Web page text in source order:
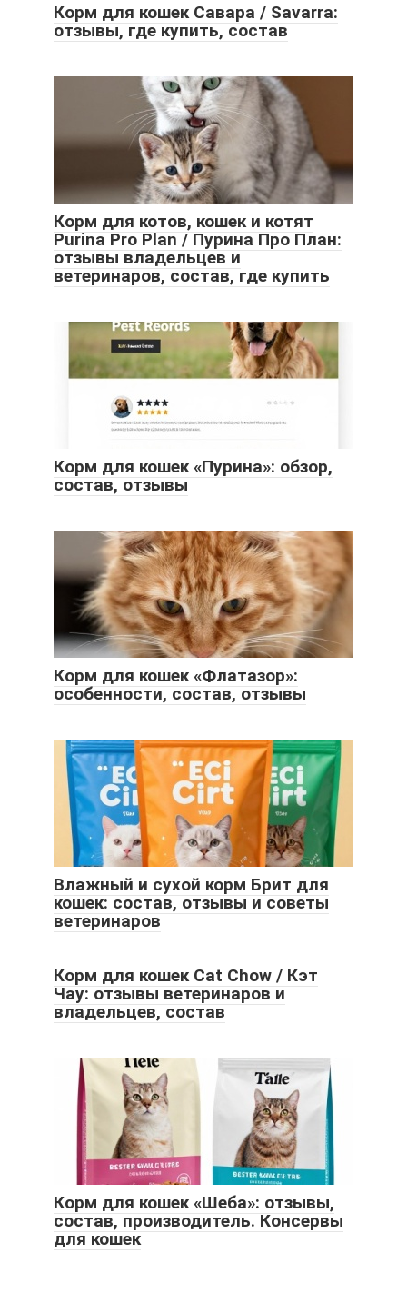
Корм для кошек Савара / Savarra:
отзывы, где купить, состав
Корм для котов, кошек и котят
Purina Pro Plan / Пурина Про План:
отзывы владельцев и
ветеринаров, состав, где купить
Корм для кошек «Пурина»: обзор,
состав, отзывы
Корм для кошек «Флатазор»:
особенности, состав, отзывы
Влажный и сухой корм Брит для
кошек: состав, отзывы и советы
ветеринаров
Корм для кошек Cat Chow / Кэт
Чау: отзывы ветеринаров и
владельцев, состав
Корм для кошек «Шеба»: отзывы,
состав, производитель. Консервы
для кошек